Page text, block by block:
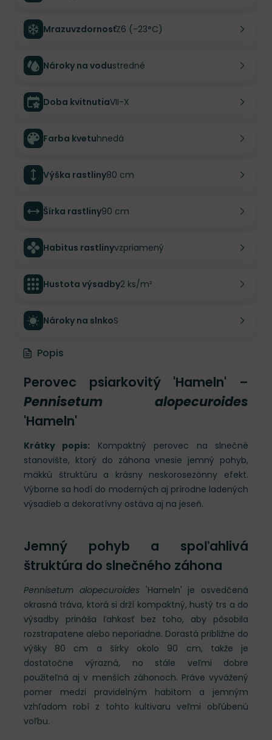
MrazuvzdornosťZ6 (-23°C)
Nároky na vodustredné
Doba kvitnutiaVII-X
Farba kvetuhnedá
Výška rastliny80 cm
Šírka rastliny90 cm
Habitus rastlinyvzpriamený
Hustota výsadby2 ks/m²
Nároky na slnkoS
Popis
Perovec psiarkovitý 'Hameln' –
Pennisetum alopecuroides
'Hameln'
Krátky popis: Kompaktný perovec na slnečné
stanovište, ktorý do záhona vnesie jemný pohyb,
mäkkú štruktúru a krásny neskorosezónny efekt.
Výborne sa hodí do moderných aj prírodne ladených
výsadieb a dekoratívny ostáva aj na jeseň.
Jemný pohyb a spoľahlivá
štruktúra do slnečného záhona
Pennisetum alopecuroides'Hameln' je osvedčená
okrasná tráva, ktorá si drží kompaktný, hustý trs a do
výsadby prináša ľahkosť bez toho, aby pôsobila
rozstrapatene alebo neporiadne. Dorastá približne do
výšky 80 cm a šírky okolo 90 cm, takže je
dostatočne výrazná, no stále veľmi dobre
použiteľná aj v menších záhonoch. Práve vyvážený
pomer medzi pravidelným habitom a jemným
vzhľadom robí z tohto kultivaru veľmi obľúbenú
voľbu.